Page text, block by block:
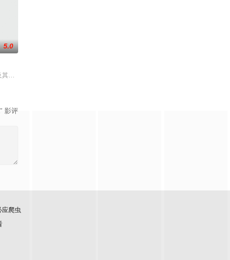
内容综合烹饪节目性质及综艺竞赛型态，也成为艺人宣传作
5.0
他主持人，以轻松有趣、非一般的旅游方式，带你游遍世界各地！不管是奢
影评
应爬虫